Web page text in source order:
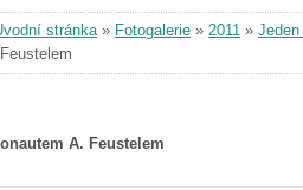
stránka» Fotogalerie » 2011 »
A. Feustelem